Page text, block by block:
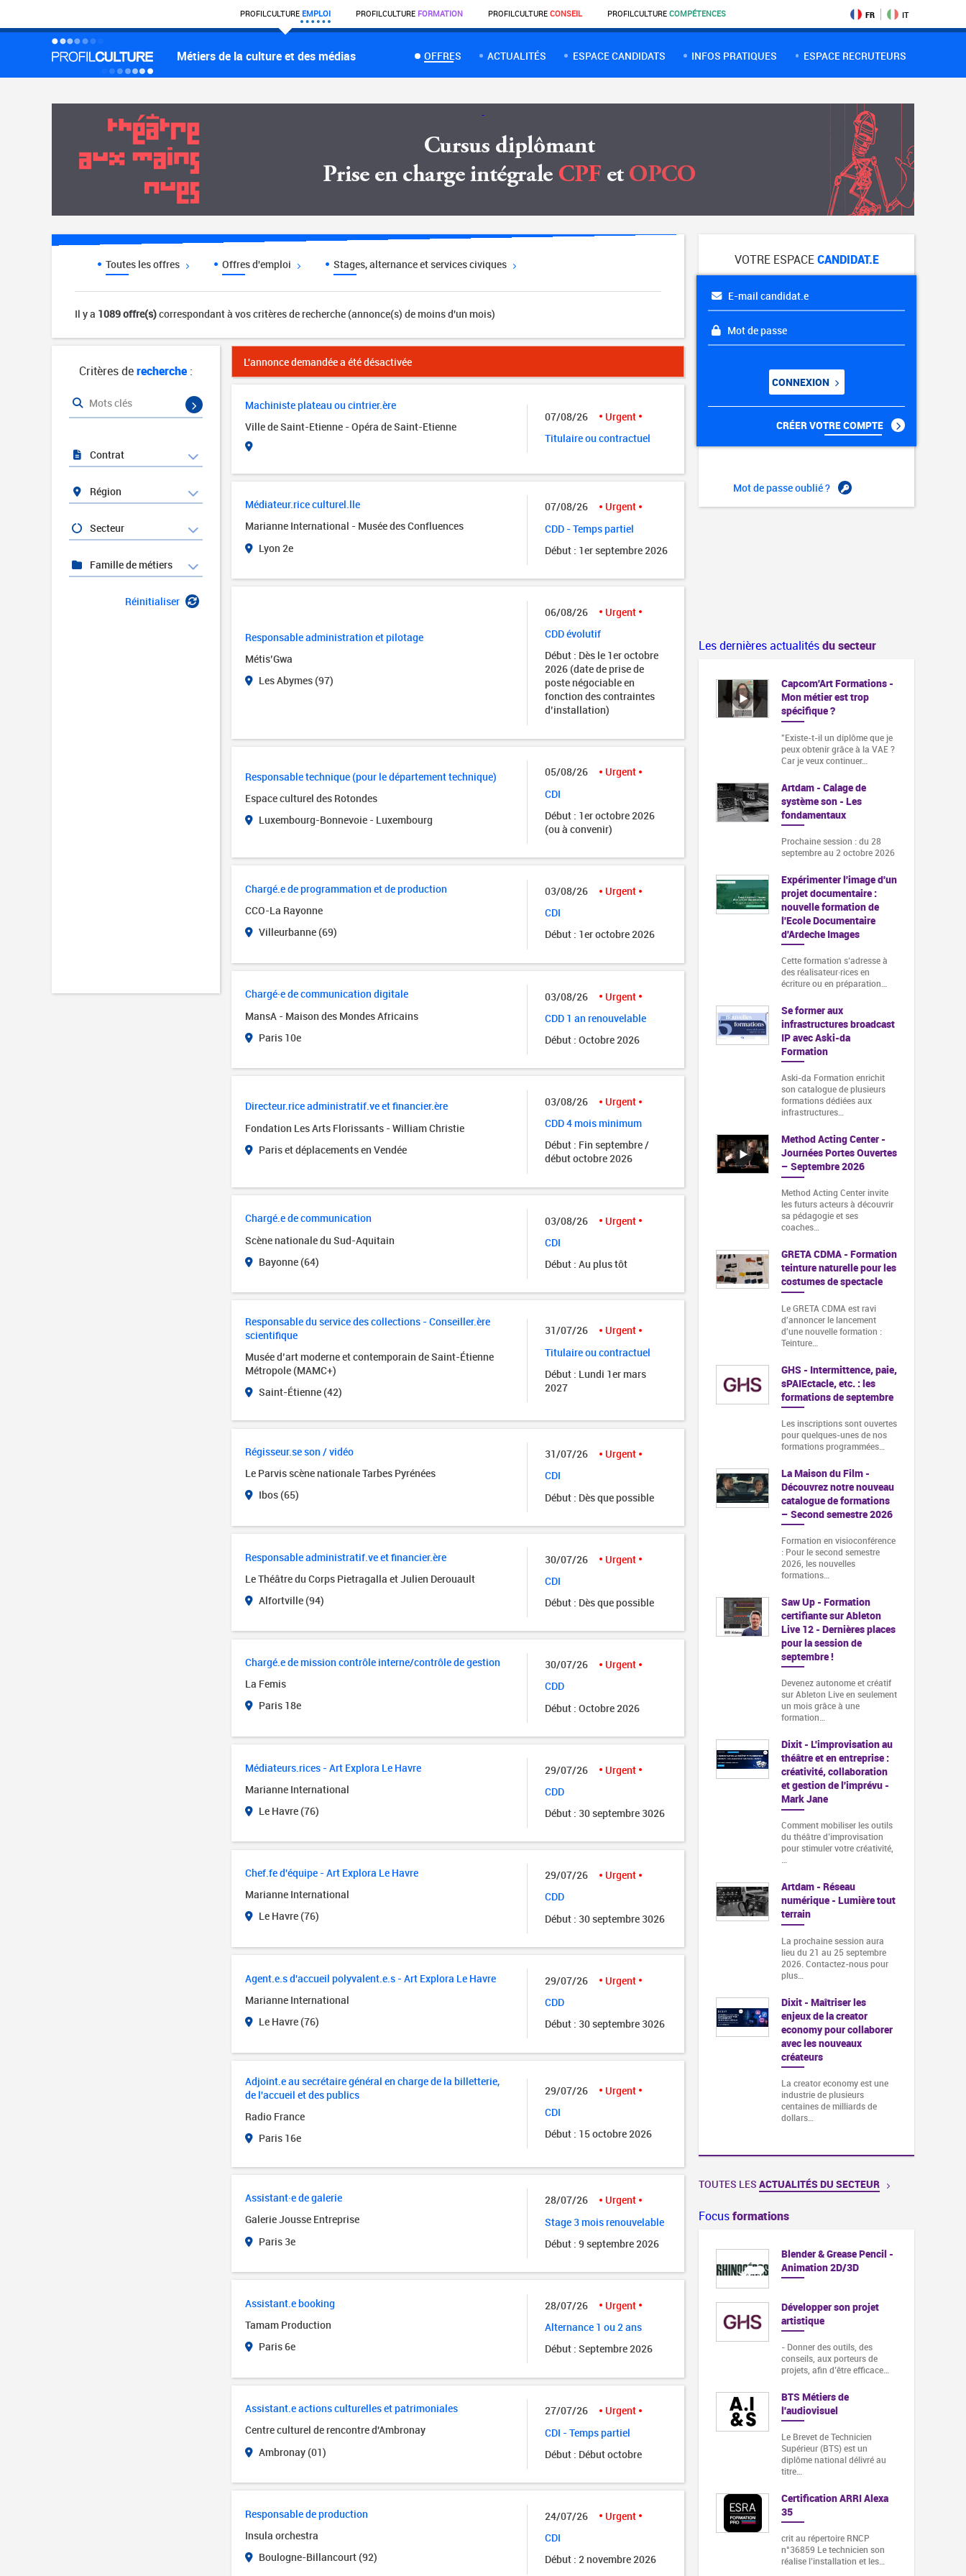
PROFILCULTURE EMPLOI PROFILCULTURE FORMATION PROFILCULTURE CONSEIL PROFILCULTURE COMPÉTENCES FR IT
Métiers de la culture et des médias OFFRES ACTUALITÉS ESPACE CANDIDATS INFOS PRATIQUES ESPACE RECRUTEURS
Toutes les offres Offres d'emploi Stages, alternance et services civiques
Il y a 1089 offre(s)correspondant à vos critères de recherche (annonce(s) de moins d'un mois)
L'annonce demandée a été désactivée
Machiniste plateau ou cintrier.ère
Ville de Saint-Etienne - Opéra de Saint-Etienne
07/08/26
Urgent
Titulaire ou contractuel
Médiateur.rice culturel.lle
Marianne International - Musée des Confluences
Lyon 2e
07/08/26
Urgent
CDD - Temps partiel
Début : 1er septembre 2026
Responsable administration et pilotage
Métis’Gwa
Les Abymes (97)
06/08/26
Urgent
CDD évolutif
Début : Dès le 1er octobre
2026 (date de prise de
poste négociable en
fonction des contraintes
d’installation)
Responsable technique (pour le département technique)
Espace culturel des Rotondes
Luxembourg-Bonnevoie - Luxembourg
05/08/26
Urgent
CDI
Début : 1er octobre 2026
(ou à convenir)
Chargé.e de programmation et de production
CCO-La Rayonne
Villeurbanne (69)
03/08/26
Urgent
CDI
Début : 1er octobre 2026
Chargé·e de communication digitale
MansA - Maison des Mondes Africains
Paris 10e
03/08/26
Urgent
CDD 1 an renouvelable
Début : Octobre 2026
Directeur.rice administratif.ve et financier.ère
Fondation Les Arts Florissants - William Christie
Paris et déplacements en Vendée
03/08/26
Urgent
CDD 4 mois minimum
Début : Fin septembre /
début octobre 2026
Chargé.e de communication
Scène nationale du Sud-Aquitain
Bayonne (64)
03/08/26
Urgent
CDI
Début : Au plus tôt
Responsable du service des collections - Conseiller.ère
scientifique
Musée d’art moderne et contemporain de Saint-Étienne
Métropole (MAMC+)
Saint-Étienne (42)
31/07/26
Urgent
Titulaire ou contractuel
Début : Lundi 1er mars
2027
Régisseur.se son / vidéo
Le Parvis scène nationale Tarbes Pyrénées
Ibos (65)
31/07/26
Urgent
CDI
Début : Dès que possible
Responsable administratif.ve et financier.ère
Le Théâtre du Corps Pietragalla et Julien Derouault
Alfortville (94)
30/07/26
Urgent
CDI
Début : Dès que possible
Chargé.e de mission contrôle interne/contrôle de gestion
La Femis
Paris 18e
30/07/26
Urgent
CDD
Début : Octobre 2026
Médiateurs.rices - Art Explora Le Havre
Marianne International
Le Havre (76)
29/07/26
Urgent
CDD
Début : 30 septembre 3026
Chef.fe d'équipe - Art Explora Le Havre
Marianne International
Le Havre (76)
29/07/26
Urgent
CDD
Début : 30 septembre 3026
Agent.e.s d'accueil polyvalent.e.s - Art Explora Le Havre
Marianne International
Le Havre (76)
29/07/26
Urgent
CDD
Début : 30 septembre 3026
Adjoint.e au secrétaire général en charge de la billetterie,
de l'accueil et des publics
Radio France
Paris 16e
29/07/26
Urgent
CDI
Début : 15 octobre 2026
Assistant·e de galerie
Galerie Jousse Entreprise
Paris 3e
28/07/26
Urgent
Stage 3 mois renouvelable
Début : 9 septembre 2026
Assistant.e booking
Tamam Production
Paris 6e
28/07/26
Urgent
Alternance 1 ou 2 ans
Début : Septembre 2026
Assistant.e actions culturelles et patrimoniales
Centre culturel de rencontre d'Ambronay
Ambronay (01)
27/07/26
Urgent
CDI - Temps partiel
Début : Début octobre
Responsable de production
Insula orchestra
Boulogne-Billancourt (92)
24/07/26
Urgent
CDI
Début : 2 novembre 2026
Critères derecherche:
Mots clés
Contrat
Région
Secteur
Famille de métiers
Réinitialiser
VOTRE ESPACECANDIDAT.E
E-mail candidat.e
Mot de passe
CONNEXION
CRÉER VOTRE COMPTE
Mot de passe oublié ?
Les dernières actualitésdu secteur
Capcom'Art Formations -
Mon métier est trop
spécifique ?
"Existe-t-il un diplôme que je
peux obtenir grâce à la VAE ?
Car je veux continuer…
Artdam - Calage de
système son - Les
fondamentaux
Prochaine session : du 28
septembre au 2 octobre 2026
Expérimenter l'image d'un
projet documentaire :
nouvelle formation de
l'Ecole Documentaire
d'Ardeche Images
Cette formation s‘adresse à
des réalisateur·rices en
écriture ou en préparation…
Se former aux
infrastructures broadcast
IP avec Aski-da
Formation
Aski-da Formation enrichit
son catalogue de plusieurs
formations dédiées aux
infrastructures…
Method Acting Center -
Journées Portes Ouvertes
– Septembre 2026
Method Acting Center invite
les futurs acteurs à découvrir
sa pédagogie et ses
coaches…
GRETA CDMA - Formation
teinture naturelle pour les
costumes de spectacle
Le GRETA CDMA est ravi
d'annoncer le lancement
d'une nouvelle formation :
Teinture…
GHS - Intermittence, paie,
sPAIEctacle, etc. : les
formations de septembre
Les inscriptions sont ouvertes
pour quelques-unes de nos
formations programmées…
La Maison du Film -
Découvrez notre nouveau
catalogue de formations
– Second semestre 2026
Formation en visioconférence
: Pour le second semestre
2026, les nouvelles
formations…
Saw Up - Formation
certifiante sur Ableton
Live 12 - Dernières places
pour la session de
septembre !
Devenez autonome et créatif
sur Ableton Live en seulement
un mois grâce à une
formation…
Dixit - L'improvisation au
théâtre et en entreprise :
créativité, collaboration
et gestion de l'imprévu -
Mark Jane
Comment mobiliser les outils
du théâtre d’improvisation
pour stimuler votre créativité,
…
Artdam - Réseau
numérique - Lumière tout
terrain
La prochaine session aura
lieu du 21 au 25 septembre
2026. Contactez-nous pour
plus…
Dixit - Maîtriser les
enjeux de la creator
economy pour collaborer
avec les nouveaux
créateurs
La creator economy est une
industrie de plusieurs
centaines de milliards de
dollars…
TOUTES LES ACTUALITÉS DU SECTEUR
Focusformations
Blender & Grease Pencil -
Animation 2D/3D
Développer son projet
artistique
- Donner des outils, des
conseils, aux porteurs de
projets, afin d’être efficace…
BTS Métiers de
l'audiovisuel
Le Brevet de Technicien
Supérieur (BTS) est un
diplôme national délivré au
titre…
Certification ARRI Alexa
35
crit au répertoire RNCP
n°36859 Le technicien son
réalise l’installation et les…